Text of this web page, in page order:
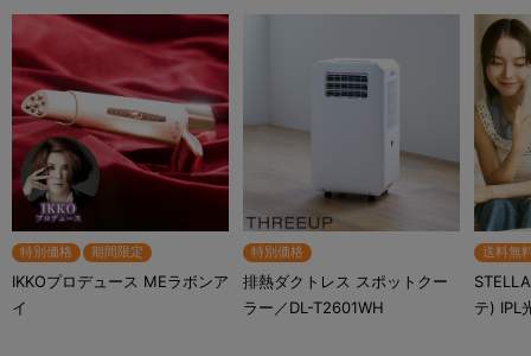
特別価格 期間限定
IKKOプロデュース MEラボンア
イ
特別価格
排熱ダクトレス スポットクー
ラー／DL-T2601WH
送料無
テ) IPL